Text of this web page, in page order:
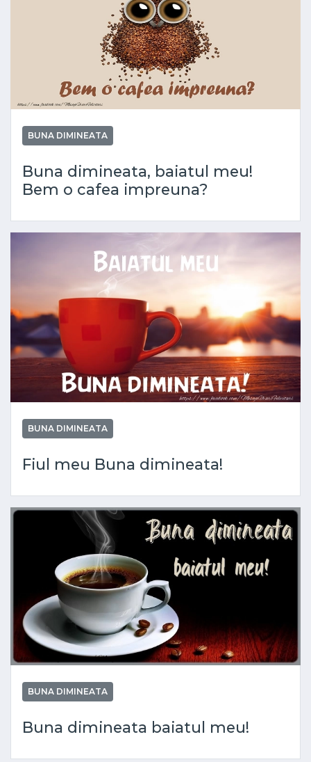
BUNA DIMINEATA
Buna dimineata, baiatul meu!
Bem o cafea impreuna?
BUNA DIMINEATA
Fiul meu Buna dimineata!
BUNA DIMINEATA
Buna dimineata baiatul meu!